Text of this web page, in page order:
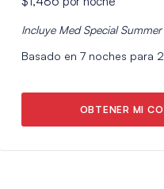
Incluye Med Special
Basado en 7 noches para 2
OBTENER MI